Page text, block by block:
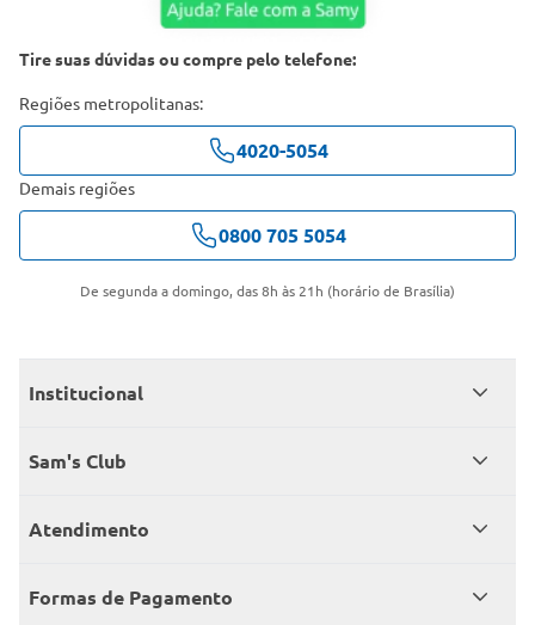
Tire suas dúvidas ou compre pelo telefone:
Regiões metropolitanas:
4020-5054
Demais regiões
0800 705 5054
De segunda a domingo, das 8h às 21h (horário de Brasília)
Institucional
Quem somos
Encontre um Clube
Sam's Club
Seja sócio
Member’s Mark
Atendimento
Fale conosco
Formas de Pagamento